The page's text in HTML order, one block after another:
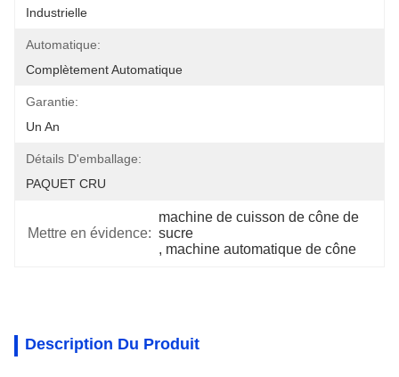
Industrielle
Automatique:
Complètement Automatique
Garantie:
Un An
Détails D'emballage:
PAQUET CRU
Mettre en évidence:
machine de cuisson de cône de
sucre
, machine automatique de cône
Description Du Produit